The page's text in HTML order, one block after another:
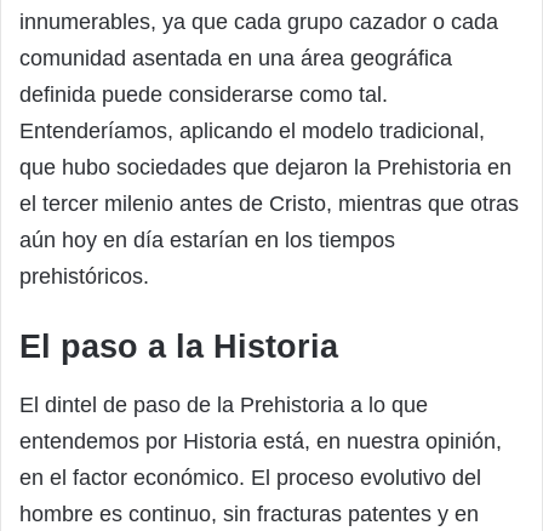
innumerables, ya que cada grupo cazador o cada
comunidad asentada en una área geográfica
definida puede considerarse como tal.
Entenderíamos, aplicando el modelo tradicional,
que hubo sociedades que dejaron la Prehistoria en
el tercer milenio antes de Cristo, mientras que otras
aún hoy en día estarían en los tiempos
prehistóricos.
El paso a la Historia
El dintel de paso de la Prehistoria a lo que
entendemos por Historia está, en nuestra opinión,
en el factor económico. El proceso evolutivo del
hombre es continuo, sin fracturas patentes y en